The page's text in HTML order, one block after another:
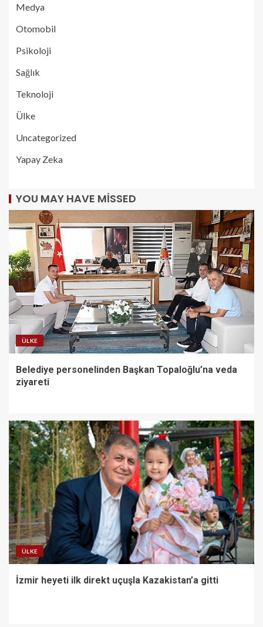
Medya
Otomobil
Psikoloji
Sağlık
Teknoloji
Ülke
Uncategorized
Yapay Zeka
YOU MAY HAVE MISSED
ÜLKE
Belediye personelinden Başkan Topaloğlu’na veda
ziyareti
ÜLKE
İzmir heyeti ilk direkt uçuşla Kazakistan’a gitti